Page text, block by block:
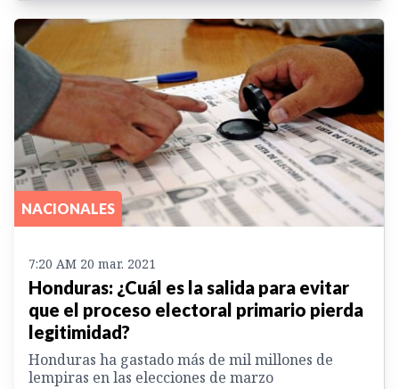
NACIONALES
7:20 AM 20 mar. 2021
Honduras: ¿Cuál es la salida para evitar
que el proceso electoral primario pierda
legitimidad?
Honduras ha gastado más de mil millones de
lempiras en las elecciones de marzo